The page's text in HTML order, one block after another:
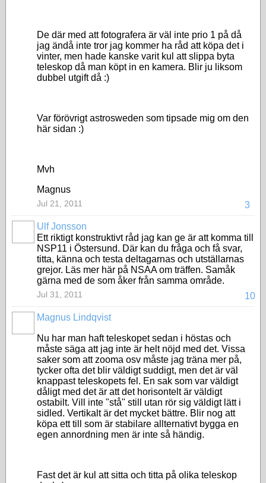
De där med att fotografera är väl inte prio 1 på då
jag ändå inte tror jag kommer ha råd att köpa det i
vinter, men hade kanske varit kul att slippa byta
teleskop då man köpt in en kamera. Blir ju liksom
dubbel utgift då :)
Var förövrigt astrosweden som tipsade mig om den
här sidan :)
Mvh
Magnus
3
Jul 21, 2011
Ulf Jonsson
Ett riktigt konstruktivt råd jag kan ge är att komma till
NSP11 i Östersund. Där kan du fråga och få svar,
titta, känna och testa deltagarnas och utställarnas
grejor. Läs mer här på NSAA om träffen. Samåk
gärna med de som åker från samma område.
10
Jul 31, 2011
Magnus Lindqvist
Nu har man haft teleskopet sedan i höstas och
måste säga att jag inte är helt nöjd med det. Vissa
saker som att zooma osv måste jag träna mer på,
tycker ofta det blir väldigt suddigt, men det är väl
knappast teleskopets fel. En sak som var väldigt
dåligt med det är att det horisontelt är väldigt
ostabilt. Vill inte "stå" still utan rör sig väldigt lätt i
sidled. Vertikalt är det mycket bättre. Blir nog att
köpa ett till som är stabilare allternativt bygga en
egen annordning men är inte så händig.
Fast det är kul att sitta och titta på olika teleskop